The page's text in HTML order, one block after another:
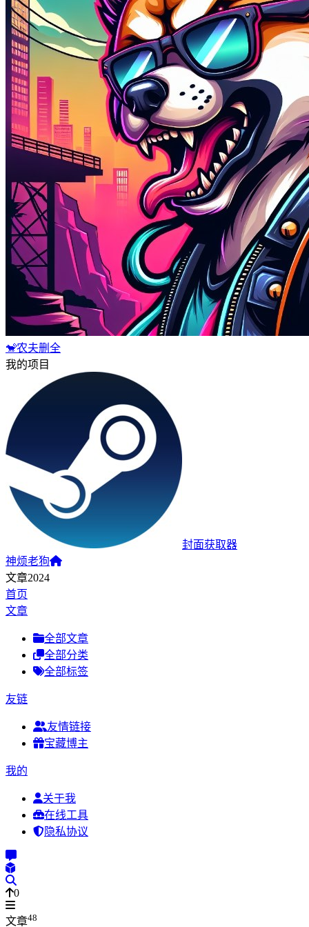
🐒农夫删全
我的项目
封面获取器
神烦老狗
文章2024
首页
文章
全部文章
全部分类
全部标签
友链
友情链接
宝藏博主
我的
关于我
在线工具
隐私协议
0
文章48